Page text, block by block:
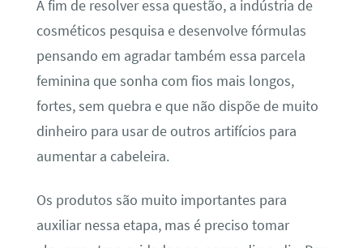
A fim de resolver essa questão, a indústria de
cosméticos pesquisa e desenvolve fórmulas
pensando em agradar também essa parcela
feminina que sonha com fios mais longos,
fortes, sem quebra e que não dispõe de muito
dinheiro para usar de outros artifícios para
aumentar a cabeleira.
Os produtos são muito importantes para
auxiliar nessa etapa, mas é preciso tomar